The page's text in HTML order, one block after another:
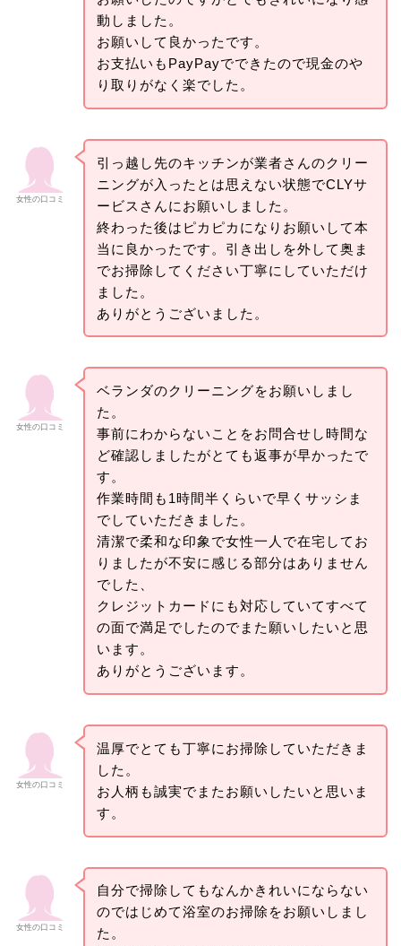
動しました。
お願いして良かったです。
お支払いもPayPayでできたので現金のや
り取りがなく楽でした。
女性の口コミ
引っ越し先のキッチンが業者さんのクリー
ニングが入ったとは思えない状態でCLYサ
ービスさんにお願いしました。
終わった後はピカピカになりお願いして本
当に良かったです。引き出しを外して奥ま
でお掃除してください丁寧にしていただけ
ました。
ありがとうございました。
女性の口コミ
ベランダのクリーニングをお願いしまし
た。
事前にわからないことをお問合せし時間な
ど確認しましたがとても返事が早かったで
す。
作業時間も1時間半くらいで早くサッシま
でしていただきました。
清潔で柔和な印象で女性一人で在宅してお
りましたが不安に感じる部分はありません
でした、
クレジットカードにも対応していてすべて
の面で満足でしたのでまた願いしたいと思
います。
ありがとうございます。
女性の口コミ
温厚でとても丁寧にお掃除していただきま
した。
お人柄も誠実でまたお願いしたいと思いま
す。
女性の口コミ
自分で掃除してもなんかきれいにならない
のではじめて浴室のお掃除をお願いしまし
た。